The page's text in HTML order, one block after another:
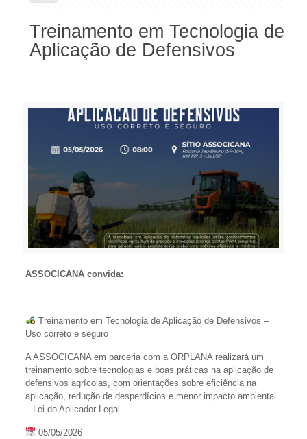
Treinamento em Tecnologia de
Aplicação de Defensivos
ASSOCICANA convida:
Treinamento em Tecnologia de Aplicação de Defensivos –
Uso correto e seguro
A ASSOCICANA em parceria com a ORPLANA realizará um
treinamento sobre tecnologias e boas práticas na aplicação de
defensivos agrícolas, com orientações sobre eficiência na
aplicação, redução de desperdícios e menor impacto ambiental
– Lei do Aplicador Legal.
05/05/2026